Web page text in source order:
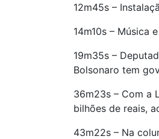
12m45s –
14m10s – Música
19m35s –
Bolsonaro tem
36m23s – Com a
bilhões de reais,
43m22s – Na